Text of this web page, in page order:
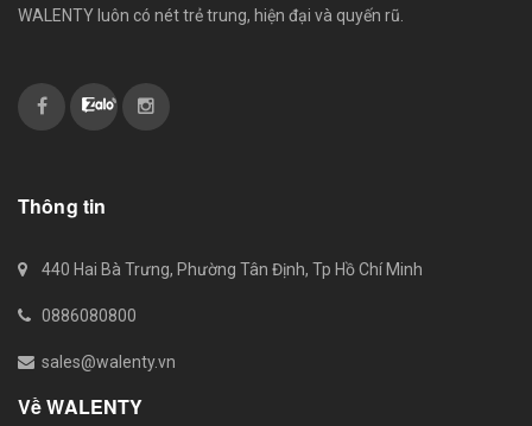
WALENTY luôn có nét trẻ trung, hiện đại và quyến rũ.
Thông tin
440 Hai Bà Trưng, Phường Tân Định, Tp Hồ Chí Minh
0886080800
sales@walenty.vn
Về WALENTY